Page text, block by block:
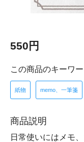
550円
この商品のキーワ
紙物 memo、一筆箋
商品説明
日常使いにはメモ